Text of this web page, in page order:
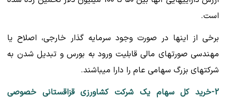
است.
برخی از اینها در صورت وجود سرمایه گذار خارجی، اصلاح یا
مهندسی صورتهای مالی قابلیت ورود به بورس و تبدیل شدن به
شرکتهای بزرگ سهامی عام را دارا میباشند.
2-خرید کل سهام یک شرکت کشاورزی قزاقستانی خصوصی